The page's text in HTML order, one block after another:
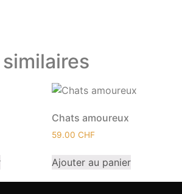
Chats amoureux
59.00 CHF
Ajouter au panier